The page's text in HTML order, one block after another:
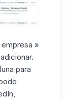
»
para